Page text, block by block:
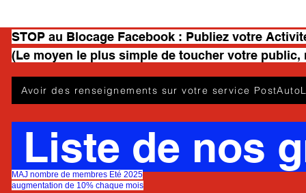
STOP au Blocage Facebook : Publiez votre
(Le moyen le plus simple de toucher votre public,
Avoir des renseignements sur votre service
Liste de nos
MAJ nombre de membres Eté 2025
augmentation de 10% chaque mois